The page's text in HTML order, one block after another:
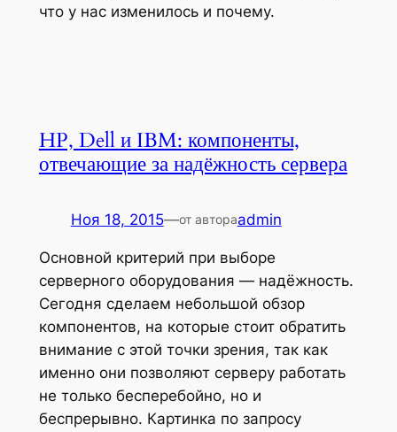
что у нас изменилось и почему.
HP, Dell и IBM: компоненты,
отвечающие за надёжность сервера
Ноя 18, 2015—от автораadmin
Основной критерий при выборе
серверного оборудования — надёжность.
Сегодня сделаем небольшой обзор
компонентов, на которые стоит обратить
внимание с этой точки зрения, так как
именно они позволяют серверу работать
не только бесперебойно, но и
беспрерывно. Картинка по запросу